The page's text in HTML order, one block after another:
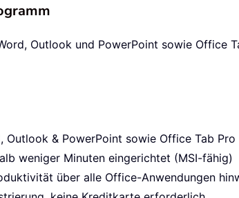
Outlook und PowerPoint sowie Office
& PowerPoint sowie Office Tab Pro
weniger Minuten eingerichtet (MSI-fähig)
über alle Office-Anwendungen